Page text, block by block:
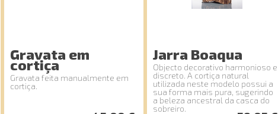
Gravata em
cortiça
Gravata feita manualmente em
cortiça.
Jarra Boaqua
Objecto decorativo harmonioso e
discreto. A cortiça natural
utilizada neste modelo possui a
sua forma mais pura, sugerindo
a beleza ancestral da casca do
sobreiro.